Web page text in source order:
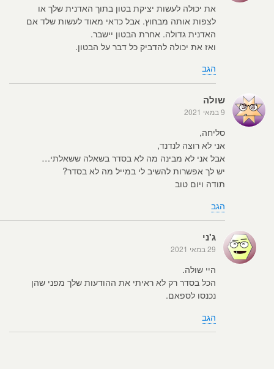
את יכולה לעשות יציקת בטון בתוך האדנית שלך או
לצפות אותה מבחוץ. אבל כדאי מאוד לעשות שלד אם
האדנית גדולה. אחרת הבטון יישבר.
ואז את יכולה להדביק כל דבר על הבטון.
הגב
שולה
9 במאי 2021
סליחה,
אני לא רוצה לנדנד,
אבל אני לא מבינה מה לא בסדר בשאלה ששאלתי…
יש לך אפשרות להשיב לי במייל מה לא בסדר?
תודה ויום טוב
הגב
ג'ני
29 במאי 2021
היי שולה.
הכל בסדר רק לא ראיתי את ההודעות שלך מפני שהן
נכנסו לספאם.
הגב